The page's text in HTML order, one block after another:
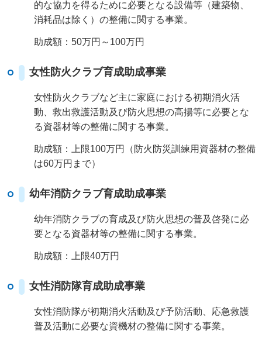
的な協力を得るために必要となる設備等（建築物、
消耗品は除く）の整備に関する事業。
助成額：50万円～100万円
女性防火クラブ育成助成事業
女性防火クラブなど主に家庭における初期消火活
動、救出救護活動及び防火思想の高揚等に必要とな
る資器材等の整備に関する事業。
助成額：上限100万円（防火防災訓練用資器材の整備
は60万円まで）
幼年消防クラブ育成助成事業
幼年消防クラブの育成及び防火思想の普及啓発に必
要となる資器材等の整備に関する事業。
助成額：上限40万円
女性消防隊育成助成事業
女性消防隊が初期消火活動及び予防活動、応急救護
普及活動に必要な資機材の整備に関する事業。